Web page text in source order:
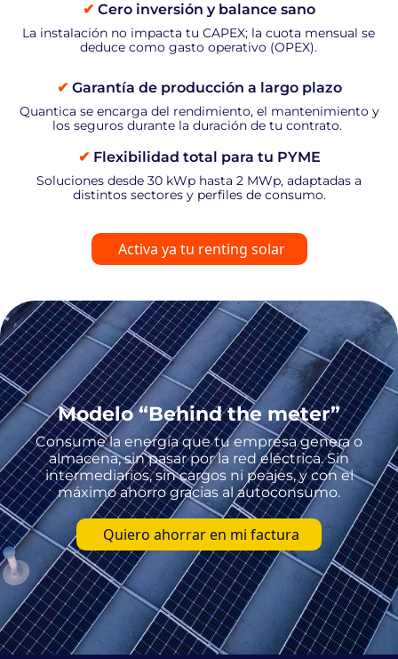
CONTACTO
✔ Cero inversión y balance sano
La instalación no impacta tu CAPEX; la cuota mensual se
deduce como gasto operativo (OPEX).
✔ Garantía de producción a largo plazo
Quantica se encarga del rendimiento, el mantenimiento y
los seguros durante la duración de tu contrato.
✔ Flexibilidad total para tu PYME
Soluciones desde 30 kWp hasta 2 MWp, adaptadas a
distintos sectores y perfiles de consumo.
Activa ya tu renting solar
Modelo “Behind the meter”
Consume la energía que tu empresa genera o
almacena, sin pasar por la red eléctrica. Sin
intermediarios, sin cargos ni peajes, y con el
máximo ahorro gracias al autoconsumo.
Quiero ahorrar en mi factura